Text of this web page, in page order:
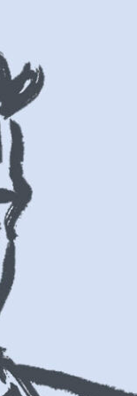
di elevarsi al di
ma scuote,